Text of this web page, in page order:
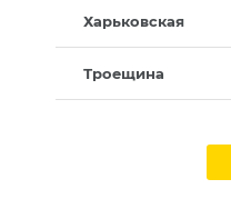
Харьковская
Троещина